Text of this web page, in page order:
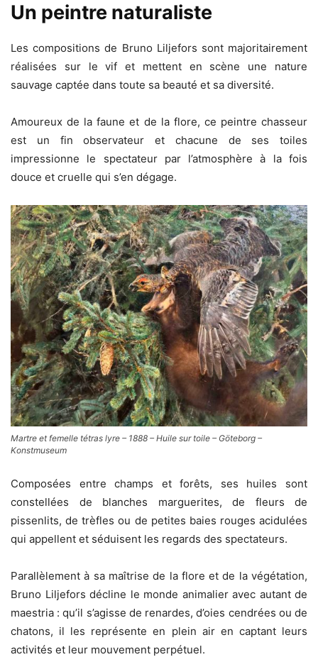
Un peintre naturaliste
Les compositions de Bruno Liljefors sont majoritairement
réalisées sur le vif et mettent en scène une nature
sauvage captée dans toute sa beauté et sa diversité.
Amoureux de la faune et de la flore, ce peintre chasseur
est un fin observateur et chacune de ses toiles
impressionne le spectateur par l’atmosphère à la fois
douce et cruelle qui s’en dégage.
Martre et femelle tétras lyre – 1888 – Huile sur toile – Göteborg –
Konstmuseum
Composées entre champs et forêts, ses huiles sont
constellées de blanches marguerites, de fleurs de
pissenlits, de trèfles ou de petites baies rouges acidulées
qui appellent et séduisent les regards des spectateurs.
Parallèlement à sa maîtrise de la flore et de la végétation,
Bruno Liljefors décline le monde animalier avec autant de
maestria : qu’il s’agisse de renardes, d’oies cendrées ou de
chatons, il les représente en plein air en captant leurs
activités et leur mouvement perpétuel.